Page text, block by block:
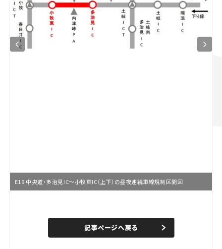
E19 中央道・多治見IC～小牧東IC（上下）の昼夜連続車線規制区間図
n
e
d
記事ページへ戻る